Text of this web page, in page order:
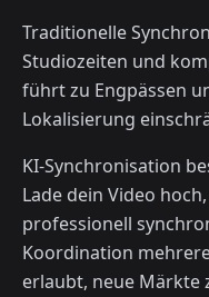
Traditionelle
Studiozeiten und
führt zu Engpässen
Lokalisierung
KI-Synchronisation
Lade dein Video
professionell
Koordination
erlaubt, neue Märkte